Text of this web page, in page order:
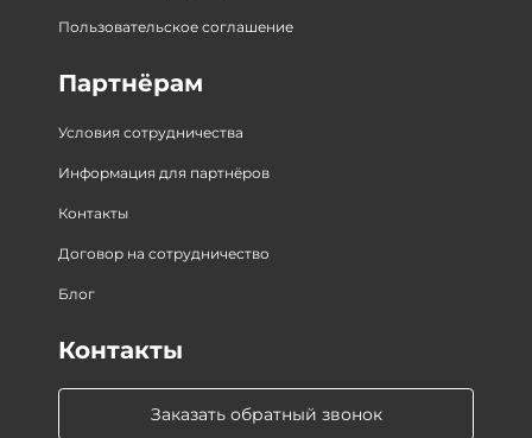
Пользовательское соглашение
Партнёрам
Условия сотрудничества
Информация для партнёров
Контакты
Договор на сотрудничество
Блог
Заказать обратный звонок
Контакты